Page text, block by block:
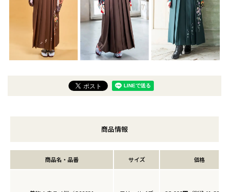
商品情報
商品名・品番 サイズ 価格